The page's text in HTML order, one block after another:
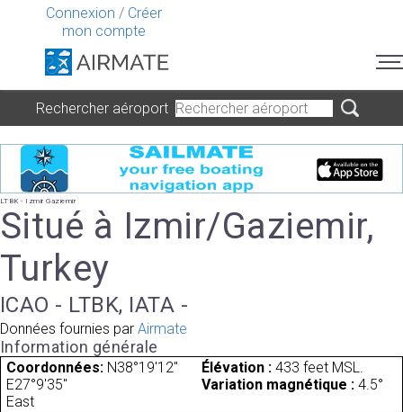
Connexion / Créer
mon compte
Rechercher aéroport
LTBK - Izmir Gaziemir
Situé à Izmir/Gaziemir,
Turkey
ICAO - LTBK, IATA -
Données fournies par Airmate
Information générale
Coordonnées: N38°19'12"
E27°9'35"
Élévation : 433 feet MSL.
Variation magnétique : 4.5°
East